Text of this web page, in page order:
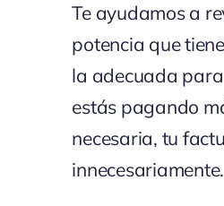
Te ayudamos a
potencia que
la adecuada
estás pagando
necesaria, tu
innecesariamente.